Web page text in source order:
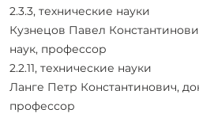
2.3.3, технические науки
Кузнецов Павел
наук, профессор
2.2.11, технические науки
Ланге Петр Константинович,
профессор